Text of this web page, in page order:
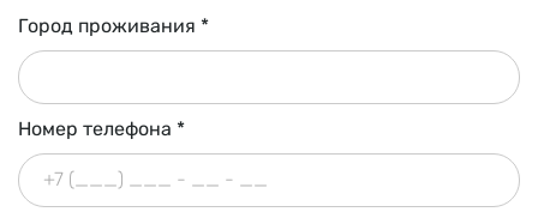
Город проживания *
Номер телефона *
Заполнить анкету
Суррогатным мамам
О программе